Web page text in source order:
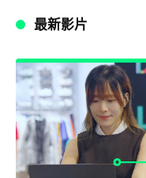
最新影片